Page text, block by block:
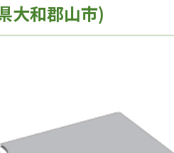
大和郡山市)